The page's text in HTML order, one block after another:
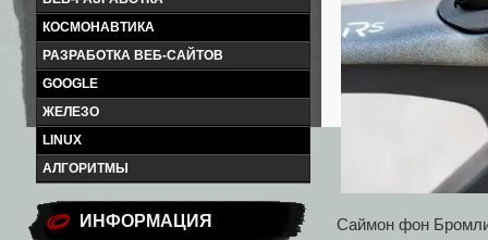
КОСМОНАВТИКА
РАЗРАБОТКА ВЕБ-САЙТОВ
GOOGLE
ЖЕЛЕЗО
LINUX
АЛГОРИТМЫ
ИНФОРМАЦИЯ
Саймон фон